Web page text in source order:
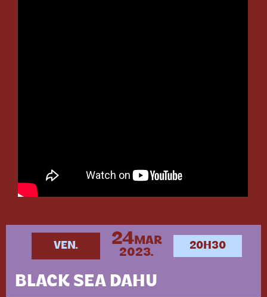
VEN. 24MAR
2023.
20H30
BLACK SEA DAHU